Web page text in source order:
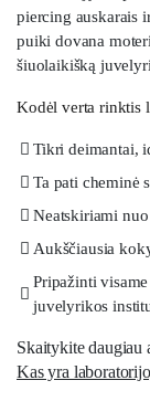
piercing auskarais
puiki dovana
šiuolaikišką
Kodėl verta rinktis
Tikri deimantai,
Ta pati cheminė
Neatskiriami
Aukščiausia
Pripažinti
juvelyrikos
Skaitykite daugiau
Kas yra